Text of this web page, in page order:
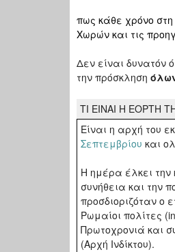
πως κάθε χρόνο στη
Χωρών και τις
Δεν είναι δυνατόν
την πρόσκληση
TI EINAI H ΕΟΡΤΗ
Είναι η αρχή του
Σεπτεμβρίου και
Η ημέρα έλκει
συνήθεια και την
προσδιοριζόταν ο
Ρωμαίοι πολίτες
Πρωτοχρονιά και
(Αρχή Ινδίκτου).